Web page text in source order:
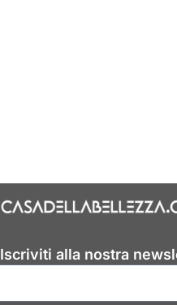
Iscriviti alla nostra